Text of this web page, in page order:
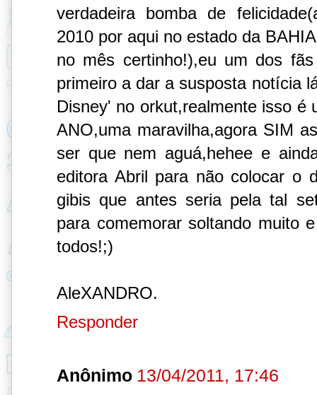
verdadeira bomba de
2010 por aqui no estado da
no mês certinho!),eu um dos
primeiro a dar a susposta notícia
Disney' no orkut,realmente isso é
ANO,uma maravilha,agora SIM
ser que nem aguá,hehee e
editora Abril para não colocar o
gibis que antes seria pela tal
para comemorar soltando muito
todos!;)
AleXANDRO.
Responder
Anônimo 13/04/2011, 17:46